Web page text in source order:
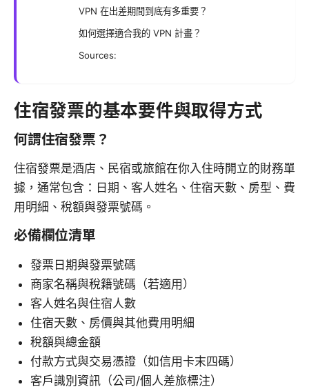
VPN 在出差期間到底有多重要？
如何選擇適合我的 VPN 計畫？
Sources:
住宿發票的基本要件與取得方式
何謂住宿發票？
住宿發票是酒店、民宿或旅館在你入住時開立的財務單
據，通常包含：日期、客人姓名、住宿天數、房型、費
用明細、稅額與發票號碼。
必備欄位清單
發票日期與發票號碼
商家名稱與稅籍號碼（若適用）
客人姓名與住宿人數
住宿天數、房價與其他費用明細
稅額與總金額
付款方式與交易憑證（如信用卡末四碼）
客戶識別資訊（公司/個人差旅標注）